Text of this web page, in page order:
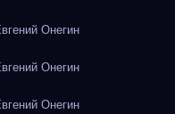
Онегин
Онегин
Онегин